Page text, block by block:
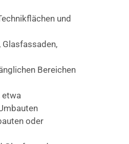
und
Bereichen
etwa
oder